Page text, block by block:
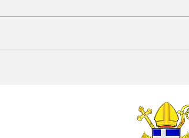
Coração de Cristo